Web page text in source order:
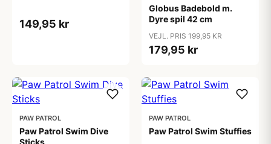
149,95 kr
Globus Badebold m.
Dyre spil 42 cm
VEJL. PRIS 199,95 KR
179,95 kr
PAW PATROL
Paw Patrol Swim Dive
Sticks
PAW PATROL
Paw Patrol Swim Stuffies